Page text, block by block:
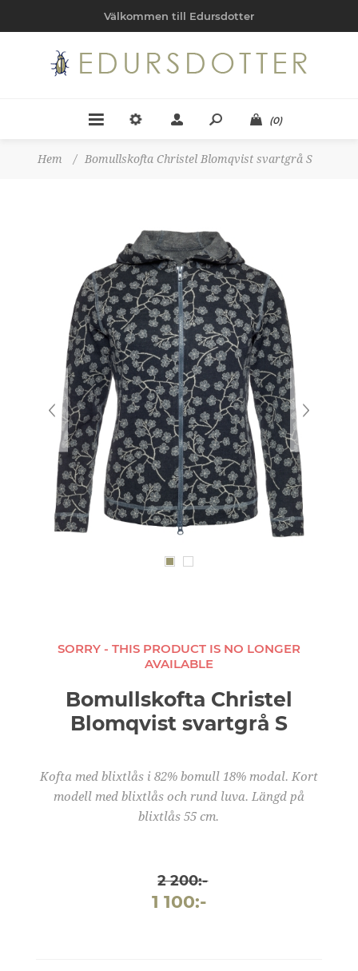
Välkommen till Edursdotter
(0)
Hem / Bomullskofta Christel Blomqvist svartgrå S
SORRY - THIS PRODUCT IS NO LONGER
AVAILABLE
Bomullskofta Christel
Blomqvist svartgrå S
Kofta med blixtlås i 82% bomull 18% modal. Kort
modell med blixtlås och rund luva. Längd på
blixtlås 55 cm.
2 200:-
1 100:-